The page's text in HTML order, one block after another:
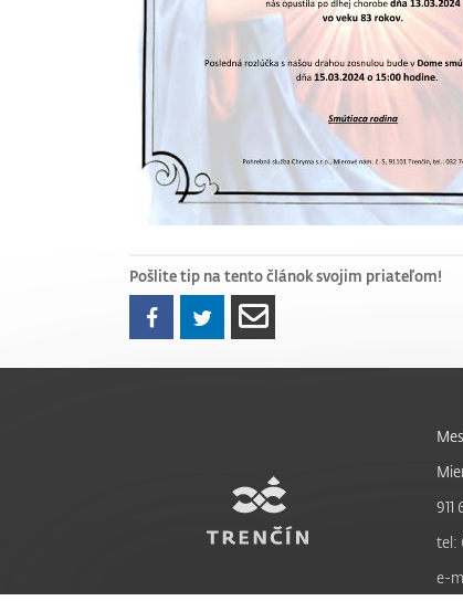
Pošlite tip na tento článok svojim priateľom!
911
tel:
e-